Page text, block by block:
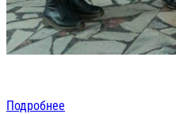
Подробнее